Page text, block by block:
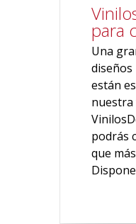
para
Una
diseños
están
nuestra
podrás
que